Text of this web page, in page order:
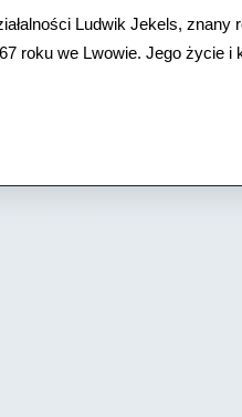
Ludwik Jekels, znany
roku we Lwowie. Jego życie i